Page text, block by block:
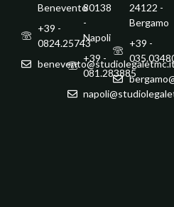
Benevento
+39 -
0824.25743
80138
-
Napoli
+39 -
081.283885
24122 -
Bergamo
+39 -